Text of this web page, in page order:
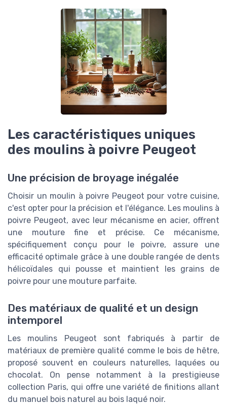
Les caractéristiques uniques
des moulins à poivre Peugeot
Une précision de broyage inégalée
Choisir un moulin à poivre Peugeot pour votre cuisine,
c'est opter pour la précision et l'élégance. Les moulins à
poivre Peugeot, avec leur mécanisme en acier, offrent
une mouture fine et précise. Ce mécanisme,
spécifiquement conçu pour le poivre, assure une
efficacité optimale grâce à une double rangée de dents
hélicoïdales qui pousse et maintient les grains de
poivre pour une mouture parfaite.
Des matériaux de qualité et un design
intemporel
Les moulins Peugeot sont fabriqués à partir de
matériaux de première qualité comme le bois de hêtre,
proposé souvent en couleurs naturelles, laquées ou
chocolat. On pense notamment à la prestigieuse
collection Paris, qui offre une variété de finitions allant
du manuel bois naturel au bois laqué noir.